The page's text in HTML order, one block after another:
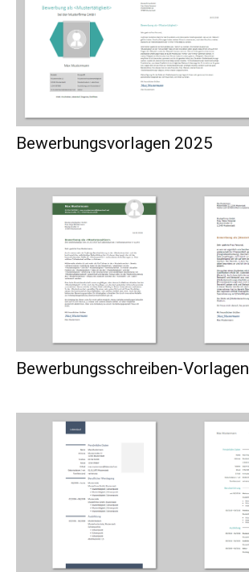
Bewerbungsvorlagen 2025
Bewerbungsschreiben-Vorlagen